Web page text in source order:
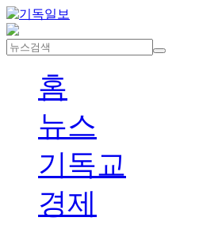
홈
뉴스
기독교
경제